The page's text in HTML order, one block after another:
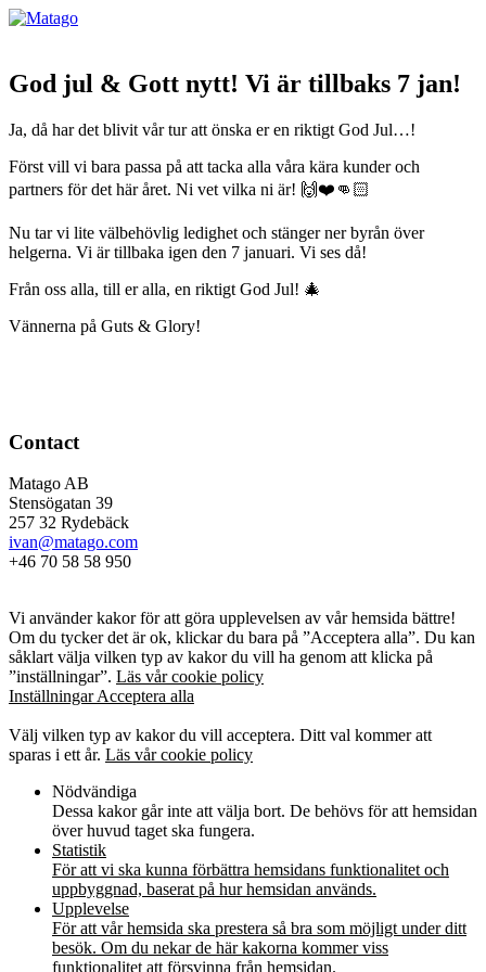
God jul & Gott nytt! Vi är tillbaks 7 jan!
Ja, då har det blivit vår tur att önska er en riktigt God Jul…!
Först vill vi bara passa på att tacka alla våra kära kunder och
partners för det här året. Ni vet vilka ni är! 🙌❤️👊🏻
Nu tar vi lite välbehövlig ledighet och stänger ner byrån över
helgerna. Vi är tillbaka igen den 7 januari. Vi ses då!
Från oss alla, till er alla, en riktigt God Jul! 🎄
Vännerna på Guts & Glory!
Contact
Matago AB
Stensögatan 39
257 32 Rydebäck
ivan@matago.com
+46 70 58 58 950
Vi använder kakor för att göra upplevelsen av vår hemsida bättre!
Om du tycker det är ok, klickar du bara på ”Acceptera alla”. Du kan
såklart välja vilken typ av kakor du vill ha genom att klicka på
”inställningar”. Läs vår cookie policy
InställningarAcceptera alla
Välj vilken typ av kakor du vill acceptera. Ditt val kommer att
sparas i ett år. Läs vår cookie policy
Nödvändiga
Dessa kakor går inte att välja bort. De behövs för att hemsidan
över huvud taget ska fungera.
Statistik
För att vi ska kunna förbättra hemsidans funktionalitet och
uppbyggnad, baserat på hur hemsidan används.
Upplevelse
För att vår hemsida ska prestera så bra som möjligt under ditt
besök. Om du nekar de här kakorna kommer viss
funktionalitet att försvinna från hemsidan.